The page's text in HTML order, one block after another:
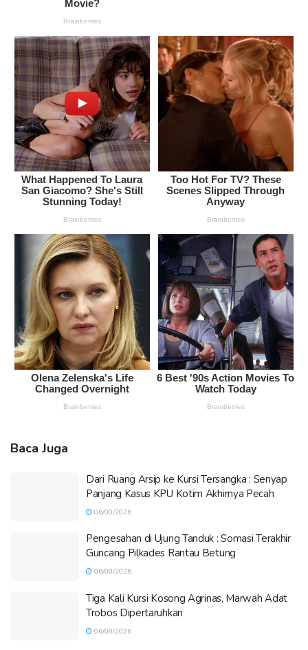
Baca Juga
Dari Ruang Arsip ke Kursi Tersangka : Senyap
Panjang Kasus KPU Kotim Akhirnya Pecah
06/08/2026
Pengesahan di Ujung Tanduk : Somasi Terakhir
Guncang Pilkades Rantau Betung
06/08/2026
Tiga Kali Kursi Kosong Agrinas, Marwah Adat
Trobos Dipertaruhkan
06/08/2026